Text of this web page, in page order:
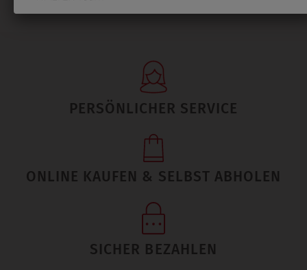
PERSÖNLICHER SERVICE
ONLINE KAUFEN & SELBST ABHOLEN
SICHER BEZAHLEN